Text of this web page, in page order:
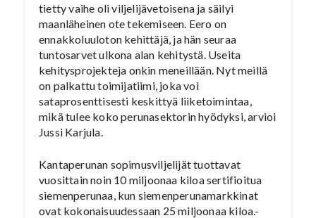
tietty vaihe oli viljelijävetoisena ja säilyi
maanläheinen ote tekemiseen. Eero on
ennakkoluuloton kehittäjä, ja hän seuraa
tuntosarvet ulkona alan kehitystä. Useita
kehitysprojekteja onkin meneillään. Nyt meillä
on palkattu toimijatiimi, joka voi
sataprosenttisesti keskittyä liiketoimintaa,
mikä tulee koko perunasektorin hyödyksi, arvioi
Jussi Karjula.
Kantaperunan sopimusviljelijät tuottavat
vuosittain noin 10 miljoonaa kiloa sertifioitua
siemenperunaa, kun siemenperunamarkkinat
ovat kokonaisuudessaan 25 miljoonaa kiloa.-